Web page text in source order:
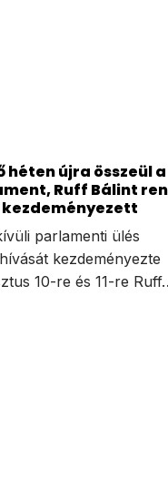
héten újra összeül a
Ruff Bálint
parlamenti ülés
kezdeményezte
10-re és 11-re